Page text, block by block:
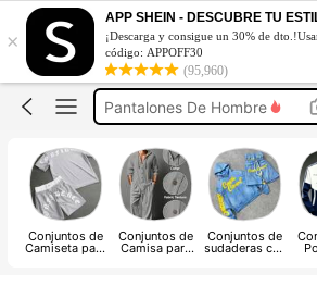
×
APP SHEIN - DESCUBRE TU
¡Descarga y consigue un 30% de
código: APPOFF30
(95,960)
Conjunto De Hombre Verano
Conjuntos Para Hombre
Ropa De Hombre
Pantalones De Hombre
Conjunto De Hombre Verano
Conjuntos Para Hombre
Conjuntos de
Camiseta para
Conjuntos de
Camisa para
Conjuntos de
sudaderas con